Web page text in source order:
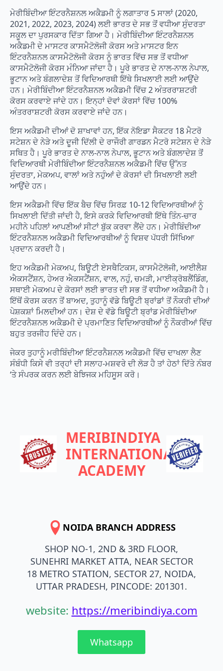
ਮੇਰੀਬਿੰਦੀਆ ਇੰਟਰਨੈਸ਼ਨਲ ਅਕੈਡਮੀ ਨੂੰ ਲਗਾਤਾਰ 5 ਸਾਲਾਂ (2020,
2021, 2022, 2023, 2024) ਲਈ ਭਾਰਤ ਦੇ ਸਭ ਤੋਂ ਵਧੀਆ ਸੁੰਦਰਤਾ
ਸਕੂਲ ਦਾ ਪੁਰਸਕਾਰ ਦਿੱਤਾ ਗਿਆ ਹੈ। ਮੇਰੀਬਿੰਦੀਆ ਇੰਟਰਨੈਸ਼ਨਲ
ਅਕੈਡਮੀ ਦੇ ਮਾਸਟਰ ਕਾਸਮੈਟੋਲੋਜੀ ਕੋਰਸ ਅਤੇ ਮਾਸਟਰ ਇਨ
ਇੰਟਰਨੈਸ਼ਨਲ ਕਾਸਮੈਟੋਲੋਜੀ ਕੋਰਸ ਨੂੰ ਭਾਰਤ ਵਿੱਚ ਸਭ ਤੋਂ ਵਧੀਆ
ਕਾਸਮੈਟੋਲੋਜੀ ਕੋਰਸ ਮੰਨਿਆ ਜਾਂਦਾ ਹੈ। ਪੂਰੇ ਭਾਰਤ ਦੇ ਨਾਲ-ਨਾਲ ਨੇਪਾਲ,
ਭੂਟਾਨ ਅਤੇ ਬੰਗਲਾਦੇਸ਼ ਤੋਂ ਵਿਦਿਆਰਥੀ ਇੱਥੇ ਸਿਖਲਾਈ ਲਈ ਆਉਂਦੇ
ਹਨ। ਮੇਰੀਬਿੰਦੀਆ ਇੰਟਰਨੈਸ਼ਨਲ ਅਕੈਡਮੀ ਵਿੱਚ 2 ਅੰਤਰਰਾਸ਼ਟਰੀ
ਕੋਰਸ ਕਰਵਾਏ ਜਾਂਦੇ ਹਨ। ਇਨ੍ਹਾਂ ਦੋਵਾਂ ਕੋਰਸਾਂ ਵਿੱਚ 100%
ਅੰਤਰਰਾਸ਼ਟਰੀ ਕੋਰਸ ਕਰਵਾਏ ਜਾਂਦੇ ਹਨ।
ਇਸ ਅਕੈਡਮੀ ਦੀਆਂ ਦੋ ਸ਼ਾਖਾਵਾਂ ਹਨ, ਇੱਕ ਨੋਇਡਾ ਸੈਕਟਰ 18 ਮੈਟਰੋ
ਸਟੇਸ਼ਨ ਦੇ ਨੇੜੇ ਅਤੇ ਦੂਜੀ ਦਿੱਲੀ ਦੇ ਰਾਜੌਰੀ ਗਾਰਡਨ ਮੈਟਰੋ ਸਟੇਸ਼ਨ ਦੇ ਨੇੜੇ
ਸਥਿਤ ਹੈ। ਪੂਰੇ ਭਾਰਤ ਦੇ ਨਾਲ-ਨਾਲ ਨੇਪਾਲ, ਭੂਟਾਨ ਅਤੇ ਬੰਗਲਾਦੇਸ਼ ਤੋਂ
ਵਿਦਿਆਰਥੀ ਮੇਰੀਬਿੰਦੀਆ ਇੰਟਰਨੈਸ਼ਨਲ ਅਕੈਡਮੀ ਵਿੱਚ ਉੱਨਤ
ਸੁੰਦਰਤਾ, ਮੇਕਅਪ, ਵਾਲਾਂ ਅਤੇ ਨਹੁੰਆਂ ਦੇ ਕੋਰਸਾਂ ਦੀ ਸਿਖਲਾਈ ਲਈ
ਆਉਂਦੇ ਹਨ।
ਇਸ ਅਕੈਡਮੀ ਵਿੱਚ ਇੱਕ ਬੈਚ ਵਿੱਚ ਸਿਰਫ਼ 10-12 ਵਿਦਿਆਰਥੀਆਂ ਨੂੰ
ਸਿਖਲਾਈ ਦਿੱਤੀ ਜਾਂਦੀ ਹੈ, ਇਸੇ ਕਰਕੇ ਵਿਦਿਆਰਥੀ ਇੱਥੇ ਤਿੰਨ-ਚਾਰ
ਮਹੀਨੇ ਪਹਿਲਾਂ ਆਪਣੀਆਂ ਸੀਟਾਂ ਬੁੱਕ ਕਰਵਾ ਲੈਂਦੇ ਹਨ। ਮੇਰੀਬਿੰਦੀਆ
ਇੰਟਰਨੈਸ਼ਨਲ ਅਕੈਡਮੀ ਵਿਦਿਆਰਥੀਆਂ ਨੂੰ ਵਿਸ਼ਵ ਪੱਧਰੀ ਸਿੱਖਿਆ
ਪ੍ਰਦਾਨ ਕਰਦੀ ਹੈ।
ਇਹ ਅਕੈਡਮੀ ਮੇਕਅਪ, ਬਿਊਟੀ ਏਸਥੈਟਿਕਸ, ਕਾਸਮੈਟੋਲੋਜੀ, ਆਈਲੈਸ਼
ਐਕਸਟੈਂਸ਼ਨ, ਹੇਅਰ ਐਕਸਟੈਂਸ਼ਨ, ਵਾਲ, ਨਹੁੰ, ਚਮੜੀ, ਮਾਈਕ੍ਰੋਬਲੈਂਡਿੰਗ,
ਸਥਾਈ ਮੇਕਅਪ ਦੇ ਕੋਰਸਾਂ ਲਈ ਭਾਰਤ ਦੀ ਸਭ ਤੋਂ ਵਧੀਆ ਅਕੈਡਮੀ ਹੈ।
ਇੱਥੋਂ ਕੋਰਸ ਕਰਨ ਤੋਂ ਬਾਅਦ, ਤੁਹਾਨੂੰ ਵੱਡੇ ਬਿਊਟੀ ਬ੍ਰਾਂਡਾਂ ਤੋਂ ਨੌਕਰੀ ਦੀਆਂ
ਪੇਸ਼ਕਸ਼ਾਂ ਮਿਲਦੀਆਂ ਹਨ। ਦੇਸ਼ ਦੇ ਵੱਡੇ ਬਿਊਟੀ ਬ੍ਰਾਂਡ ਮੇਰੀਬਿੰਦੀਆ
ਇੰਟਰਨੈਸ਼ਨਲ ਅਕੈਡਮੀ ਦੇ ਪ੍ਰਮਾਣਿਤ ਵਿਦਿਆਰਥੀਆਂ ਨੂੰ ਨੌਕਰੀਆਂ ਵਿੱਚ
ਬਹੁਤ ਤਰਜੀਹ ਦਿੰਦੇ ਹਨ।
ਜੇਕਰ ਤੁਹਾਨੂੰ ਮਰੀਬਿੰਦੀਆ ਇੰਟਰਨੈਸ਼ਨਲ ਅਕੈਡਮੀ ਵਿੱਚ ਦਾਖਲਾ ਲੈਣ
ਸੰਬੰਧੀ ਕਿਸੇ ਵੀ ਤਰ੍ਹਾਂ ਦੀ ਸਲਾਹ-ਮਸ਼ਵਰੇ ਦੀ ਲੋੜ ਹੈ ਤਾਂ ਹੇਠਾਂ ਦਿੱਤੇ ਨੰਬਰ
‘ਤੇ ਸੰਪਰਕ ਕਰਨ ਲਈ ਬੇਝਿਜਕ ਮਹਿਸੂਸ ਕਰੋ।
MERIBINDIYA
INTERNATIONAL
ACADEMY
NOIDA BRANCH ADDRESS
SHOP NO-1, 2ND & 3RD FLOOR,
SUNEHRI MARKET ATTA, NEAR SECTOR
18 METRO STATION, SECTOR 27, NOIDA,
UTTAR PRADESH, PINCODE: 201301.
website: https://meribindiya.com
Whatsapp